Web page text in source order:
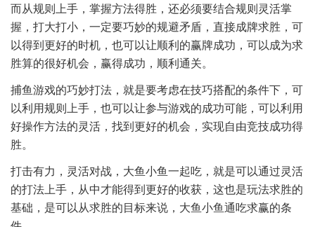
而从规则上手，掌握方法得胜，还必须要结合规则灵活掌
握，打大打小，一定要巧妙的规避矛盾，直接成牌求胜，可
以得到更好的时机，也可以让顺利的赢牌成功，可以成为求
胜算的很好机会，赢得成功，顺利通关。
捕鱼游戏的巧妙打法，就是要考虑在技巧搭配的条件下，可
以利用规则上手，也可以让参与游戏的成功可能，可以利用
好操作方法的灵活，找到更好的机会，实现自由竞技成功得
胜。
打击有力，灵活对战，大鱼小鱼一起吃，就是可以通过灵活
的打法上手，从中才能得到更好的收获，这也是玩法求胜的
基础，是可以从求胜的目标来说，大鱼小鱼通吃求赢的条